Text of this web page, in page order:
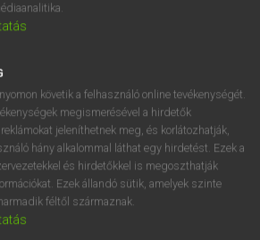
ELŐFIZETÉSED?
és előfizetésem. A szótár 2 órás,
elindításához regisztrálok és
belépek.
REGISZTRÁCIÓ
követik a felhasználó online tevékenységét.
megismerésével a hirdetők
jeleníthetnek meg, és korlátozhatják,
hány alkalommal láthat egy hirdetést. Ezek a
és hirdetőkkel is megoszthatják
Ezek állandó sütik, amelyek szinte
féltől származnak.